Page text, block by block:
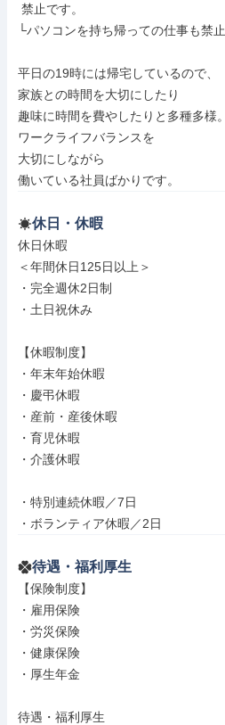
└パソコンを持ち帰っての仕事も禁止
平日の19時には帰宅しているので、
家族との時間を大切にしたり
趣味に時間を費やしたりと多種多様。
ワークライフバランスを
大切にしながら
働いている社員ばかりです。
休日・休暇
休日休暇
＜年間休日125日以上＞
・完全週休2日制
・土日祝休み
【休暇制度】
・年末年始休暇
・慶弔休暇
・産前・産後休暇
・育児休暇
・介護休暇
・特別連続休暇／7日
・ボランティア休暇／2日
待遇・福利厚生
【保険制度】
・雇用保険
・労災保険
・健康保険
・厚生年金
待遇・福利厚生